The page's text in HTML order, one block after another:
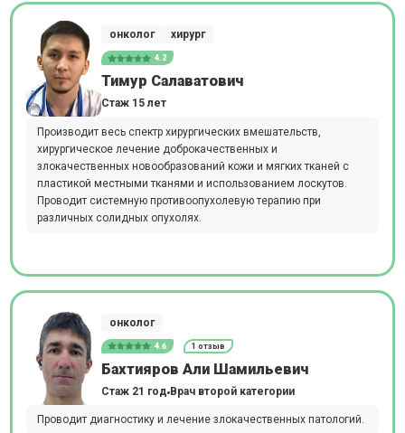
онколог хирург
4.2
Тимур Салаватович
Стаж 15 лет
Производит весь спектр хирургических вмешательств,
хирургическое лечение доброкачественных и
злокачественных новообразований кожи и мягких тканей с
пластикой местными тканями и использованием лоскутов.
Проводит системную противоопухолевую терапию при
различных солидных опухолях.
онколог
4.6 1 отзыв
Бахтияров Али Шамильевич
Стаж 21 год Врач второй категории
Проводит диагностику и лечение злокачественных патологий.